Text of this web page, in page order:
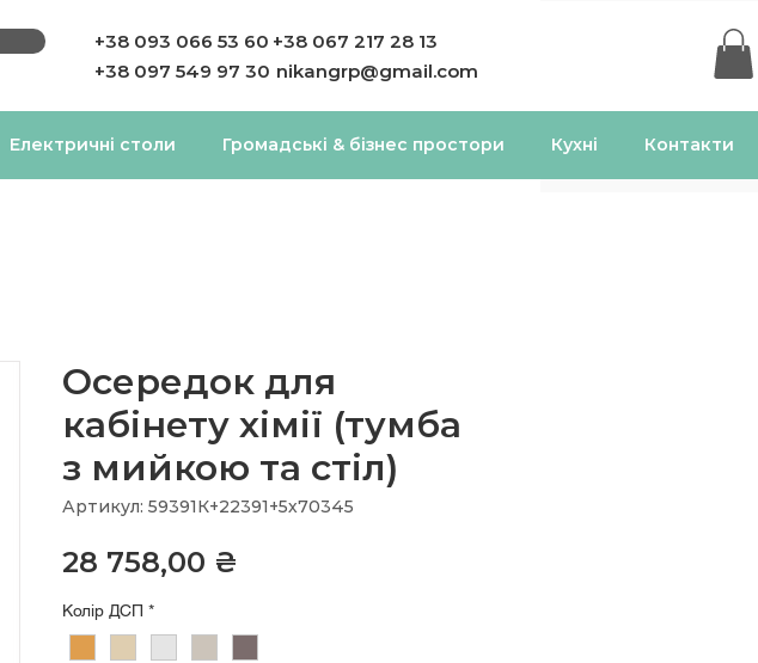
+38 093 066 53 60
+38 097 549 97 30
+38 067 217 28 13
nikangrp@gmail.com
Електричні столи Громадські & бізнес простори Кухні Контакти
Осередок для
кабінету хімії (тумба
з мийкою та стіл)
Артикул: 59391К+22391+5х70345
28 758,00 ₴
Колір ДСП *